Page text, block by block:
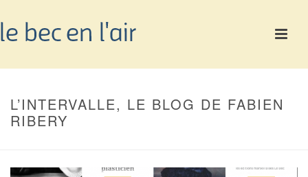
L’INTERVALLE, LE BLOG DE FABIEN
RIBERY